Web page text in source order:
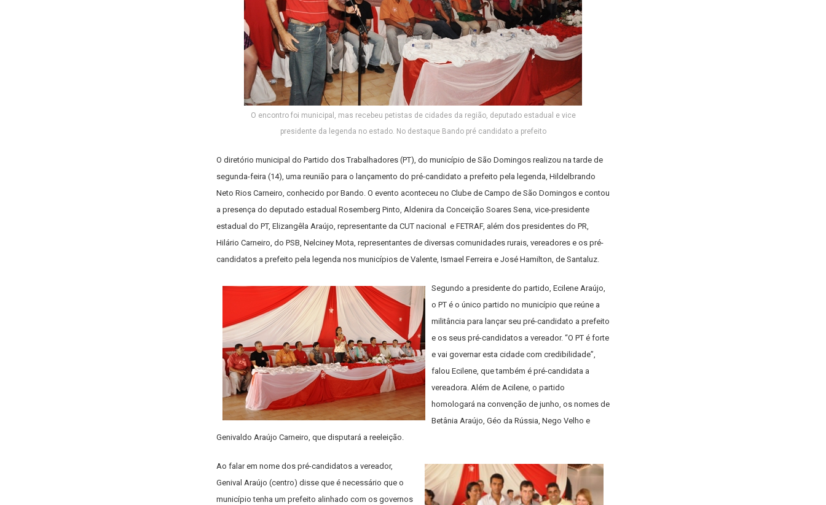
O encontro foi municipal, mas recebeu petistas de cidades da região, deputado estadual e vice
presidente da legenda no estado. No destaque Bando pré candidato a prefeito
O diretório municipal do Partido dos Trabalhadores (PT), do município de São Domingos realizou na tarde de
segunda-feira (14), uma reunião para o lançamento do pré-candidato a prefeito pela legenda, Hildelbrando
Neto Rios Carneiro, conhecido por Bando. O evento aconteceu no Clube de Campo de São Domingos e contou
a presença do deputado estadual Rosemberg Pinto, Aldenira da Conceição Soares Sena, vice-presidente
estadual do PT, Elizangêla Araújo, representante da CUT nacional e FETRAF, além dos presidentes do PR,
Hilário Carneiro, do PSB, Nelciney Mota, representantes de diversas comunidades rurais, vereadores e os pré-
candidatos a prefeito pela legenda nos municípios de Valente, Ismael Ferreira e José Hamilton, de Santaluz.
Segundo a presidente do partido, Ecilene Araújo,
o PT é o único partido no município que reúne a
militância para lançar seu pré-candidato a prefeito
e os seus pré-candidatos a vereador. “O PT é forte
e vai governar esta cidade com credibilidade”,
falou Ecilene, que também é pré-candidata a
vereadora. Além de Acilene, o partido
homologará na convenção de junho, os nomes de
Betânia Araújo, Géo da Rússia, Nego Velho e
Genivaldo Araújo Carneiro, que disputará a reeleição.
Ao falar em nome dos pré-candidatos a vereador,
Genival Araújo (centro) disse que é necessário que o
município tenha um prefeito alinhado com os governos